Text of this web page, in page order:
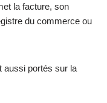
la facture, son
du commerce ou
aussi portés sur la